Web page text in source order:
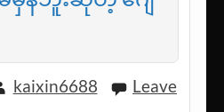
kaixin6688
Leave